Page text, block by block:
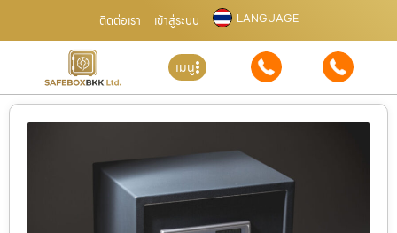
ติดต่อเรา เข้าสู่ระบบ LANGUAGE
เมนู